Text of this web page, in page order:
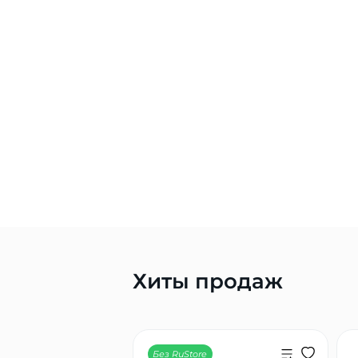
Хиты продаж
Без RuStore